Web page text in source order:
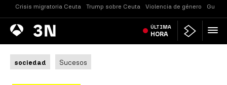
Crisis migratoria Ceuta Trump sobre Ceuta Violencia de género
Antena
3 Noticias ÚLTIMA
HORA
sociedad Sucesos